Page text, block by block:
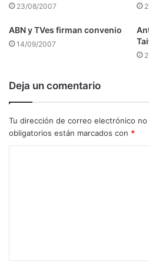
23/08/2007
ABN y TVes firman convenio
14/09/2007
Deja un comentario
Tu dirección de correo electrónico no
obligatorios están marcados con *
a